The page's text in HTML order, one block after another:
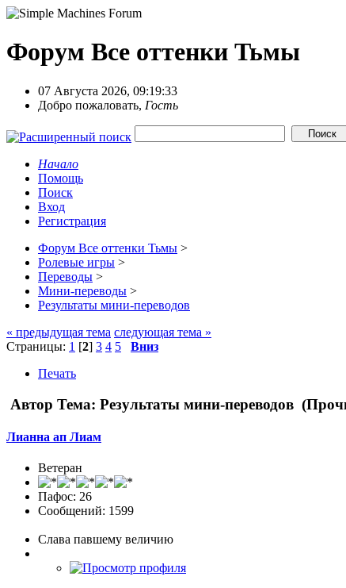
Форум Все оттенки Тьмы
07 Августа 2026, 09:19:33
Добро пожаловать, Гость
Начало
Помощь
Поиск
Вход
Регистрация
Форум Все оттенки Тьмы >
Ролевые игры >
Переводы >
Мини-переводы >
Результаты мини-переводов
« предыдущая тема следующая тема »
Страницы: 1 [2] 3 4 5
Вниз
Печать
Автор Тема: Результаты мини-переводов
Лианна ап Лиам
Ветеран
Пафос: 26
Сообщений: 1599
Слава павшему величию